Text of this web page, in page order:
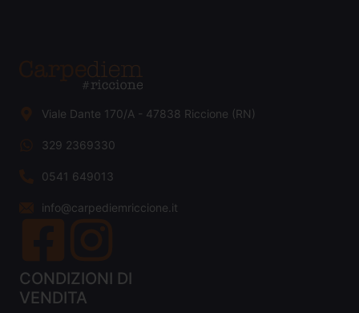
Viale Dante 170/A - 47838 Riccione (RN)
329 2369330
0541 649013
info@carpediemriccione.it
CONDIZIONI DI
VENDITA